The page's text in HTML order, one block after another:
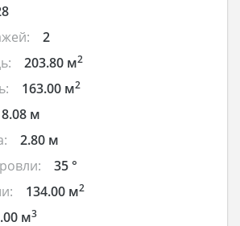
2
203.80 м2
163.00 м2
8.08 м
2.80 м
35 °
134.00 м2
м3